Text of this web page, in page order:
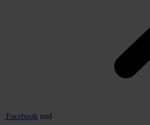
Facebook und